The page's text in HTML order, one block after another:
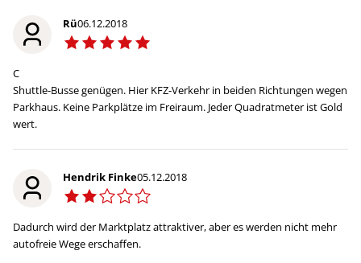
Rü06.12.2018
C
Shuttle-Busse genügen. Hier KFZ-Verkehr in beiden Richtungen wegen
Parkhaus. Keine Parkplätze im Freiraum. Jeder Quadratmeter ist Gold
wert.
Hendrik Finke05.12.2018
Dadurch wird der Marktplatz attraktiver, aber es werden nicht mehr
autofreie Wege erschaffen.